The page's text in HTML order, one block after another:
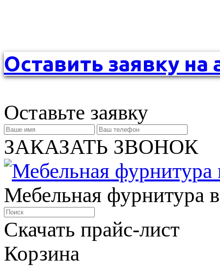
Оставить заявку на
Оставьте заявку
ЗАКАЗАТЬ ЗВОНОК
Мебельная фурнитура
Скачать прайс-лист
Корзина